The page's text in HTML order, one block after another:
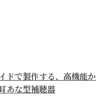
ドで製作する、高機能か
あな型補聴器